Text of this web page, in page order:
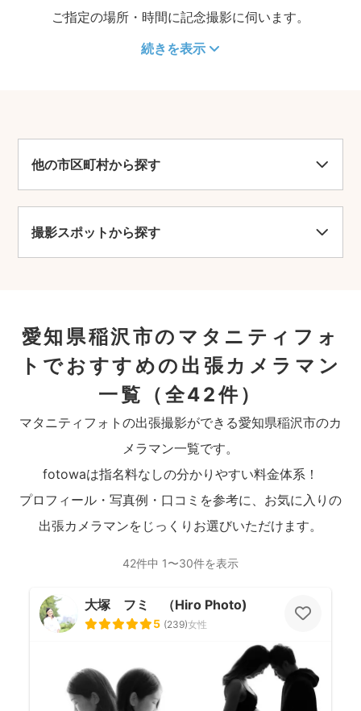
ご指定の場所・時間に記念撮影に伺います。
続きを表示
他の市区町村から探す
撮影スポットから探す
愛知県稲沢市のマタニティフォ
トでおすすめの出張カメラマン
一覧
（全42件）
マタニティフォトの出張撮影ができる愛知県稲沢市のカ
メラマン一覧です。
fotowaは指名料なしの分かりやすい料金体系！
プロフィール・写真例・口コミを参考に、お気に入りの
出張カメラマンをじっくりお選びいただけます。
42件中 1〜30件を表示
大塚 フミ （Hiro Photo)
5 (239)女性